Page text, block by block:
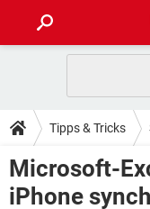
ANDROID
WINDOWS 10
WHATSAPP
TIPPS & TRICKS
SPIELE
ANDROID
DOWNLOADS
SPIELE
Tipps & Tricks
Microsoft-
iPhone